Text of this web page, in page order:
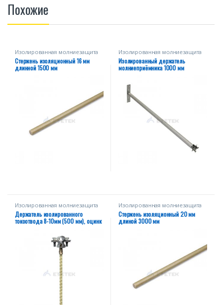
Похожие
Изолированная молниезащита
Стержень изоляционный 16 мм
длинной 1500 мм
Изолированная молниезащита
Изолированный держатель
молниеприёмника 1000 мм
Изолированная молниезащита
Держатель изолированного
токоотвода 8-10мм (500 мм), оцинк
Изолированная молниезащита
Стержень изоляционный 20 мм
длиной 3000 мм